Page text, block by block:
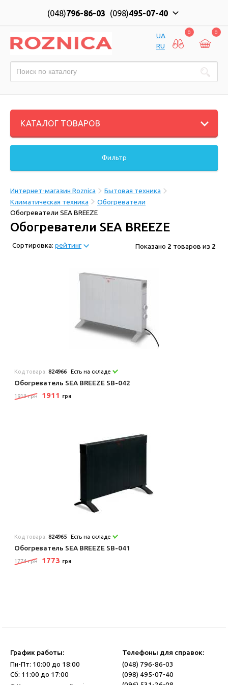
(048)796-86-03 (098)495-07-40
UA
RU
0 0
КАТАЛОГ ТОВАРОВ
Фильтр
Интернет-магазин Roznica
Бытовая техника
Климатическая техника
Обогреватели
Обогреватели SEA BREEZE
Обогреватели SEA BREEZE
Сортировка: рейтинг Показано 2 товаров из 2
Код товара:824966 Есть на складе
Обогреватель SEA BREEZE SB-042
1913 грн 1911 грн
Код товара:824965 Есть на складе
Обогреватель SEA BREEZE SB-041
1774 грн 1773 грн
График работы:
Пн-Пт: 10:00 до 18:00
Сб: 11:00 до 17:00
Телефоны для справок:
(048) 796-86-03
(098) 495-07-40